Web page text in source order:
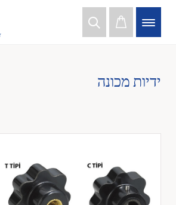
ידיות מכונה